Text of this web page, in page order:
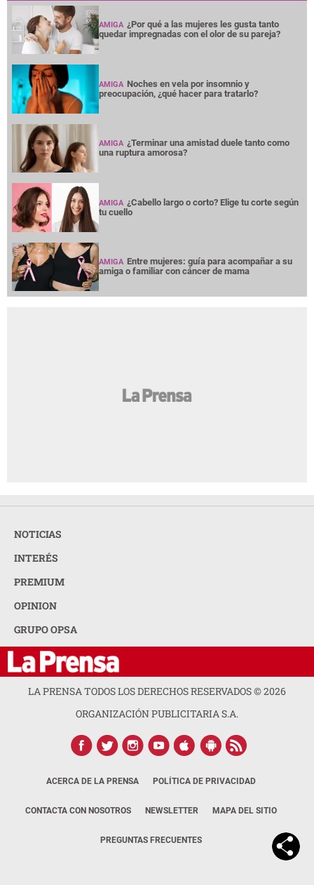
AMIGA ¿Por qué a las mujeres les gusta tanto
quedar impregnadas con el olor de su pareja?
AMIGA Noches en vela por insomnio y
preocupación, ¿qué hacer para tratarlo?
AMIGA ¿Terminar una amistad duele tanto como
una ruptura amorosa?
AMIGA ¿Cabello largo o corto? Elige tu corte según
tu cuello
AMIGA Entre mujeres: guía para acompañar a su
amiga o familiar con cáncer de mama
NOTICIAS
INTERÉS
PREMIUM
OPINION
GRUPO OPSA
LA PRENSA TODOS LOS DERECHOS RESERVADOS ©2026
ORGANIZACIÓN PUBLICITARIA S.A.
ACERCA DE LA PRENSA POLÍTICA DE PRIVACIDAD
CONTACTA CON NOSOTROS NEWSLETTER MAPA DEL SITIO
PREGUNTAS FRECUENTES